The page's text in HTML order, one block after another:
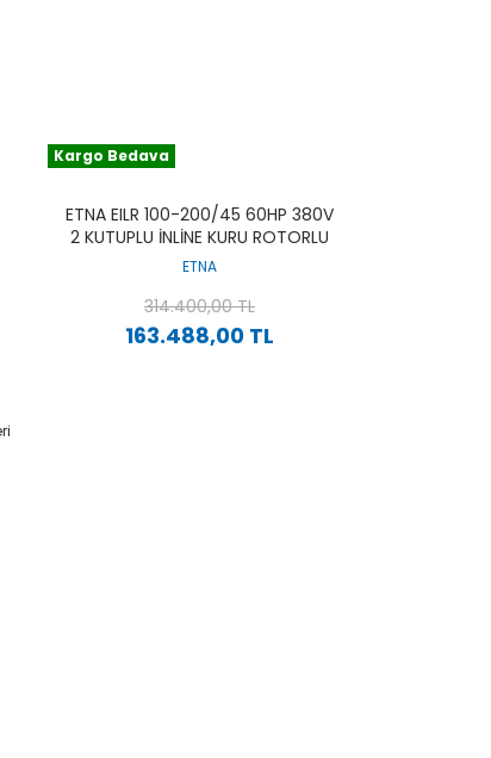
Kargo Bedava
ETNA EILR 100-200/45 60HP 380V
2 KUTUPLU İNLINE KURU ROTORLU
SIRKÜLASYON POMPA
ETNA
163.488,00 TL
314.400,00 TL